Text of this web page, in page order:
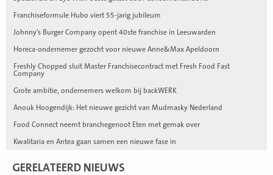
Franchiseformule Hubo viert 55-jarig jubileum
Johnny’s Burger Company opent 40ste franchise in Leeuwarden
Horeca-ondernemer gezocht voor nieuwe Anne&Max Apeldoorn
Freshly Chopped sluit Master Franchisecontract met Fresh Food Fast
Company
Grote ambitie, ondernemers welkom bij backWERK
Anouk Hoogendijk: Het nieuwe gezicht van Mudmasky Nederland
Food Connect neemt branchegenoot Eten met gemak over
Kwalitaria en Antea gaan samen een nieuwe fase in
GERELATEERD NIEUWS